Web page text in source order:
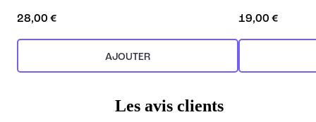
28,00 €
AJOUTER
19,00 €
Les avis clients